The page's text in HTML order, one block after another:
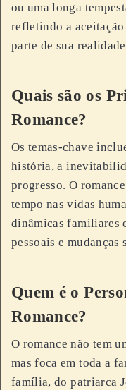
ou uma longa
refletindo a
parte de sua
Quais são os
Romance?
Os temas-chave
história, a
progresso. O
tempo nas vidas
dinâmicas familiares
pessoais e mudanças
Quem é o
Romance?
O romance não tem
mas foca em toda a
família, do patriarca